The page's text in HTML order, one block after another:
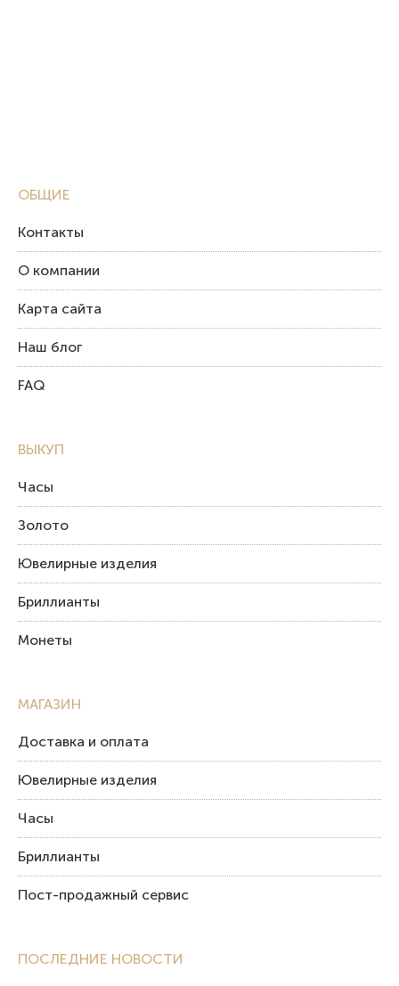
ОБЩИЕ
Контакты
О компании
Карта сайта
Наш блог
FAQ
ВЫКУП
Часы
Золото
Ювелирные изделия
Бриллианты
Монеты
ПОСЛЕДНИЕ НОВОСТИ
МАГАЗИН
Доставка и оплата
Ювелирные изделия
Часы
Бриллианты
Пост-продажный сервис